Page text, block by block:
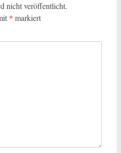
nicht veröffentlicht.
* markiert